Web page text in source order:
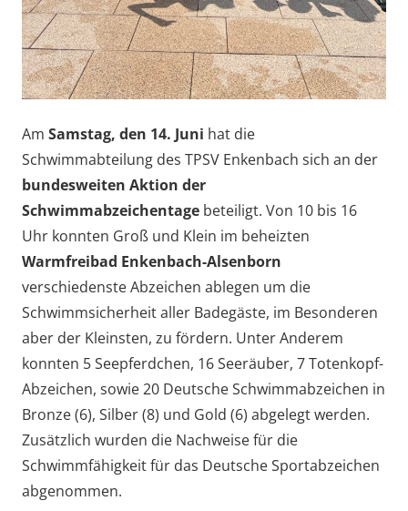
Am Samstag, den 14. Juni hat die
Schwimmabteilung des TPSV Enkenbach sich an der
bundesweiten Aktion der
Schwimmabzeichentage beteiligt. Von 10 bis 16
Uhr konnten Groß und Klein im beheizten
Warmfreibad Enkenbach-Alsenborn
verschiedenste Abzeichen ablegen um die
Schwimmsicherheit aller Badegäste, im Besonderen
aber der Kleinsten, zu fördern. Unter Anderem
konnten 5 Seepferdchen, 16 Seeräuber, 7 Totenkopf-
Abzeichen, sowie 20 Deutsche Schwimmabzeichen in
Bronze (6), Silber (8) und Gold (6) abgelegt werden.
Zusätzlich wurden die Nachweise für die
Schwimmfähigkeit für das Deutsche Sportabzeichen
abgenommen.